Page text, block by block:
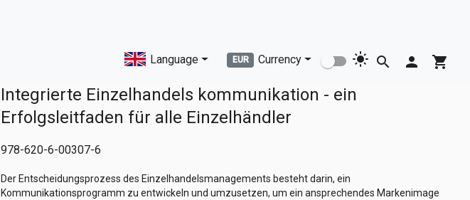
Language EUR Currency light_mode search person shopping_cart
Integrierte Einzelhandels kommunikation - ein
Erfolgsleitfaden für alle Einzelhändler
978-620-6-00307-6
Der Entscheidungsprozess des Einzelhandelsmanagements besteht darin, ein
Kommunikationsprogramm zu entwickeln und umzusetzen, um ein ansprechendes Markenimage